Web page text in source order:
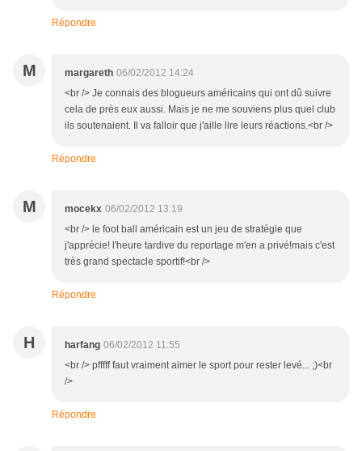
Répondre
M margareth 06/02/2012 14:24
<br /> Je connais des blogueurs américains qui ont dû suivre
cela de près eux aussi. Mais je ne me souviens plus quel club
ils soutenaient. Il va falloir que j'aille lire leurs réactions.<br />
Répondre
M mocekx 06/02/2012 13:19
<br /> le foot ball américain est un jeu de stratégie que
j'apprécie! l'heure tardive du reportage m'en a privé!mais c'est
très grand spectacle sportif!<br />
Répondre
H harfang 06/02/2012 11:55
<br /> pfffff faut vraiment aimer le sport pour rester levé... ;)<br
/>
Répondre